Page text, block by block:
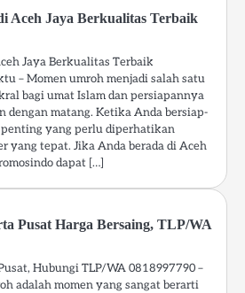
Aceh Jaya Berkualitas Terbaik
Jaya Berkualitas Terbaik
– Momen umroh menjadi salah satu
bagi umat Islam dan persiapannya
dengan matang. Ketika Anda bersiap-
penting yang perlu diperhatikan
yang tepat. Jika Anda berada di Aceh
dapat […]
Pusat Harga Bersaing, TLP/WA
Hubungi TLP/WA 0818997790 –
adalah momen yang sangat berarti